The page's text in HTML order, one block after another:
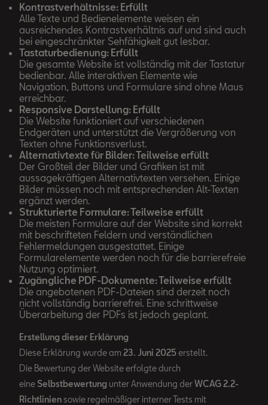
Kontrastverhältnisse: Erfüllt
Alle Texte und Bedienelemente weisen ein
ausreichendes Kontrastverhältnis auf und sind auch
bei eingeschränkter Sehfähigkeit gut lesbar.
Tastaturbedienung: Erfüllt
Die gesamte Website ist vollständig mit der Tastatur
bedienbar. Alle interaktiven Elemente wie
Navigation, Buttons und Formulare sind ohne Maus
erreichbar.
Responsive Darstellung: Erfüllt
Die Website funktioniert auf verschiedenen
Endgeräten und unterstützt die Vergrößerung von
Texten ohne Funktionsverlust.
Alternativtexte für Bilder: Teilweise erfüllt
Der Großteil der Bilder und Grafiken ist mit
aussagekräftigen Alternativtexten versehen. Einige
Bilder müssen noch mit entsprechenden Alt-Texten
ergänzt werden.
Strukturierte Formulare: Teilweise erfüllt
Die meisten Formulare auf der Website sind korrekt
mit beschrifteten Feldern und verständlichen
Fehlermeldungen ausgestattet. Einige
Formularelemente werden noch für die barrierefreie
Nutzung optimiert.
Zugängliche PDF-Dokumente: Teilweise erfüllt
Die angebotenen PDF-Dateien sind derzeit noch
nicht vollständig barrierefrei. Eine schrittweise
Überarbeitung der PDFs ist jedoch geplant.
Erstellung dieser Erklärung
Diese Erklärung wurde am 23. Juni 2025erstellt.
Die Bewertung der Website erfolgte durch
eine Selbstbewertung unter Anwendung derWCAG 2.2-
Richtliniensowie regelmäßiger interner Tests mit